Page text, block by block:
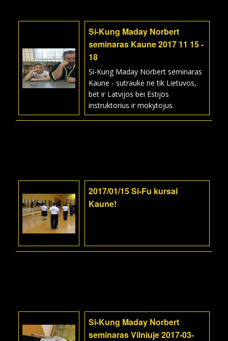
Si-Kung Maday Norbert
seminaras Kaune 2017 11 15 -
18
Si-Kung Maday Norbert seminaras
Kaune - sutraukė ne tik Lietuvos,
bet ir Latvijos bei Estijos
instruktorius ir mokytojus.
2017/01/15 Si-Fu kursai
Kaune!
Si-Kung Maday Norbert
seminaras Vilniuje 2017-03-